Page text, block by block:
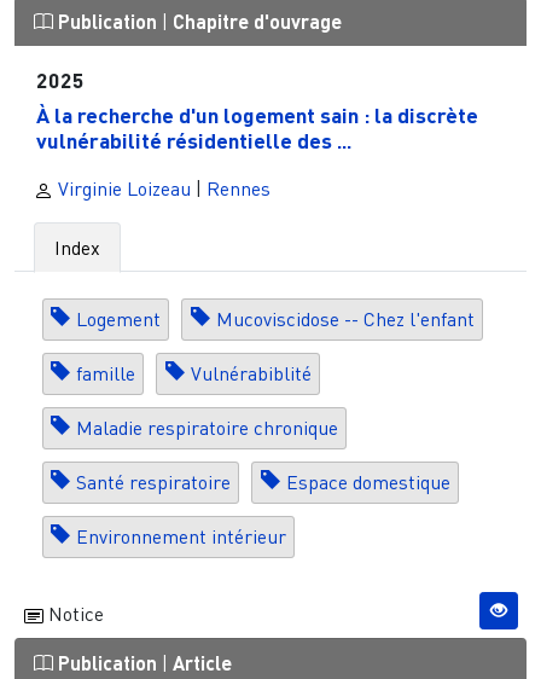
Publication Chapitre d'ouvrage
2025
À la recherche d'un logement sain : la discrète
vulnérabilité résidentielle des ...
Virginie Loizeau Rennes
Index
Logement Mucoviscidose -- Chez l'enfant
famille Vulnérabiblité
Maladie respiratoire chronique
Santé respiratoire Espace domestique
Environnement intérieur
Notice
Publication Article